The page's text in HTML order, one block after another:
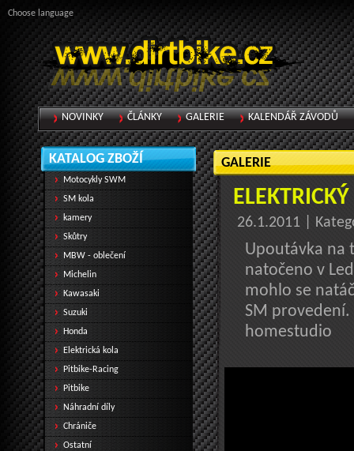
GALERIE
26.1.2011 |
Upoutávka na
natočeno v
mohlo se
SM provedení.
homestudio
KATALOG ZBOŽÍ
Motocykly SWM
SM kola
kamery
Skůtry
MBW - oblečení
Michelin
Kawasaki
Suzuki
Honda
Elektrická kola
Pitbike-Racing
Pitbike
Náhradní díly
Chrániče
Ostatní
NOVINKY ČLÁNKY GALERIE KALENDÁŘ ZÁVODŮ
Choose language